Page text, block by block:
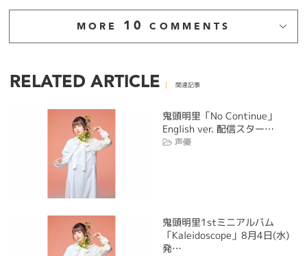
MORE 10 COMMENTS
RELATED ARTICLE 関連記事
鬼頭明里「No Continue」
English ver. 配信スター…
声優
鬼頭明里1stミニアルバム
「Kaleidoscope」8月4日(水)
発…